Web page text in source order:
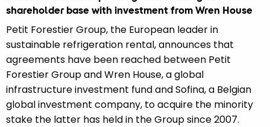
shareholder base with investment from Wren House
Petit Forestier Group, the European leader in
sustainable refrigeration rental, announces that
agreements have been reached between Petit
Forestier Group and Wren House, a global
infrastructure investment fund and Sofina, a Belgian
global investment company, to acquire the minority
stake the latter has held in the Group since 2007.